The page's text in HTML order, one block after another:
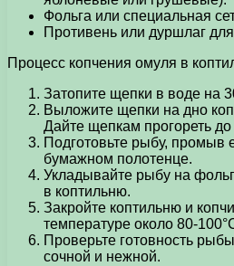
Фольга или специальная
Противень или дуршлаг
Процесс копчения омуля в
Затопите щепки в воде на
Выложите щепки на дно
Дайте щепкам прогореть
Подготовьте рыбу, промыв
бумажном полотенце.
Укладывайте рыбу на
в коптильню.
Закройте коптильню и
температуре около 80-
Проверьте готовность
сочной и нежной.